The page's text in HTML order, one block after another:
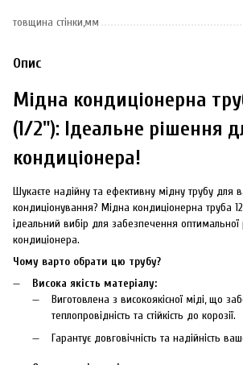
товщина стінки,мм
Опис
Мідна кондиціонерна
(1/2"): Ідеальне рішення
кондиціонера!
Шукаєте надійну та ефективну мідну трубу для
кондиціонування? Мідна кондиціонерна труба
ідеальний вибір для забезпечення
кондиціонера.
Чому варто обрати цю трубу?
Висока якість матеріалу:
Виготовлена з високоякісної міді, що
теплопровідність та стійкість до корозії.
Гарантує довговічність та надійність